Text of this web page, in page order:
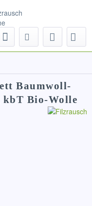
Baumwoll-
Bio-Wolle